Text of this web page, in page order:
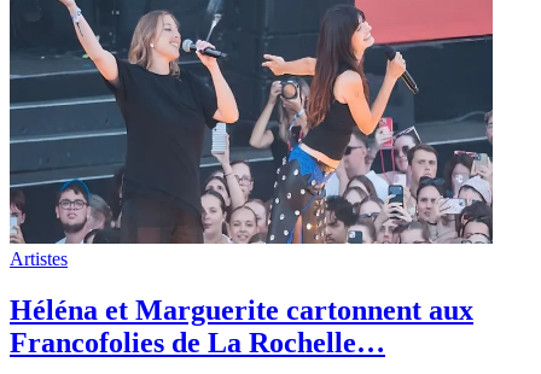
Artistes
Héléna et Marguerite cartonnent aux
Francofolies de La Rochelle…